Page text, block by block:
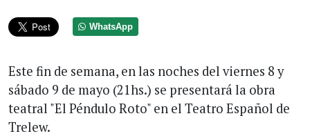
WhatsApp
Este fin de semana, en las noches del viernes 8 y
sábado 9 de mayo (21hs.) se presentará la obra
teatral "El Péndulo Roto" en el Teatro Español de
Trelew.